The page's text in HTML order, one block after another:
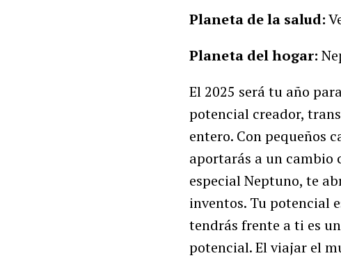
Planeta de la salud:
Planeta del hogar:
El 2025 será tu año
potencial creador,
entero. Con pequeños
aportarás a un cambio
especial Neptuno, te
inventos. Tu potencial
tendrás frente a ti es
potencial. El viajar el